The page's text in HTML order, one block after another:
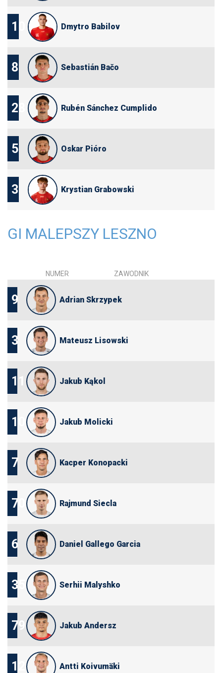
10 Dmytro Babilov
8 Sebastián Bačo
28 Rubén Sánchez Cumplido
5 Oskar Pióro
3 Krystian Grabowski
GI MALEPSZY LESZNO
NUMER ZAWODNIK
9 Adrian Skrzypek
3 Mateusz Lisowski
11 Jakub Kąkol
10 Jakub Molicki
7 Kacper Konopacki
70 Rajmund Siecla
6 Daniel Gallego Garcia
35 Serhii Malyshko
79 Jakub Andersz
12 Antti Koivumäki